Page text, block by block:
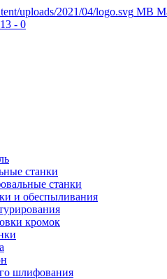
MB
- 0
станки
станки
и обеспыливания
кромок
шлифования